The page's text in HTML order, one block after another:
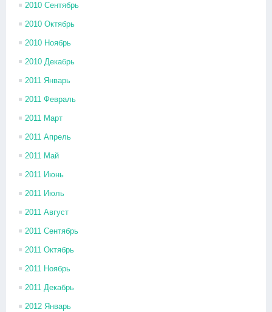
2010 Сентябрь
2010 Октябрь
2010 Ноябрь
2010 Декабрь
2011 Январь
2011 Февраль
2011 Март
2011 Апрель
2011 Май
2011 Июнь
2011 Июль
2011 Август
2011 Сентябрь
2011 Октябрь
2011 Ноябрь
2011 Декабрь
2012 Январь